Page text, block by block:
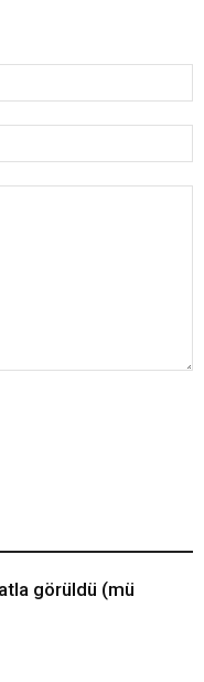
görüldü (mü